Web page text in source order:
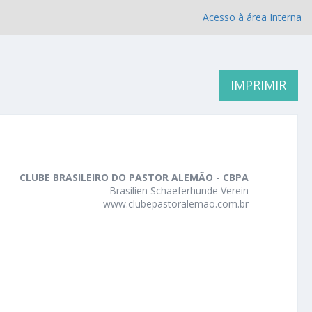
Acesso à área Interna
IMPRIMIR
CLUBE BRASILEIRO DO PASTOR ALEMÃO - CBPA
Brasilien Schaeferhunde Verein
www.clubepastoralemao.com.br